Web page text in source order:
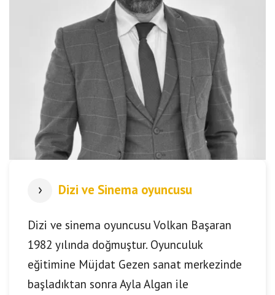
Dizi ve Sinema oyuncusu
Dizi ve sinema oyuncusu Volkan Başaran
1982 yılında doğmuştur. Oyunculuk
eğitimine Müjdat Gezen sanat merkezinde
başladıktan sonra Ayla Algan ile